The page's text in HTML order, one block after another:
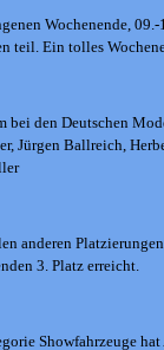
Wochenende,
teil. Ein tolles
bei den Deutschen
Jürgen Ballreich,
anderen
3. Platz erreicht.
Showfahrzeuge